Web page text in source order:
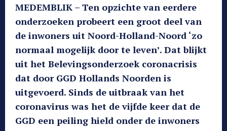
MEDEMBLIK – Ten opzichte van eerdere
onderzoeken probeert een groot deel van
de inwoners uit Noord-Holland-Noord ‘zo
normaal mogelijk door te leven’. Dat blijkt
uit het Belevingsonderzoek coronacrisis
dat door GGD Hollands Noorden is
uitgevoerd. Sinds de uitbraak van het
coronavirus was het de vijfde keer dat de
GGD een peiling hield onder de inwoners